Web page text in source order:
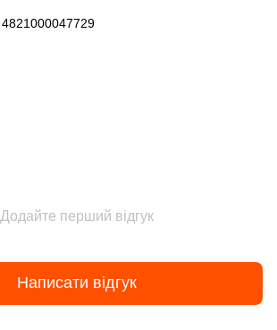
4821000047729
Додайте перший відгук
Написати відгук